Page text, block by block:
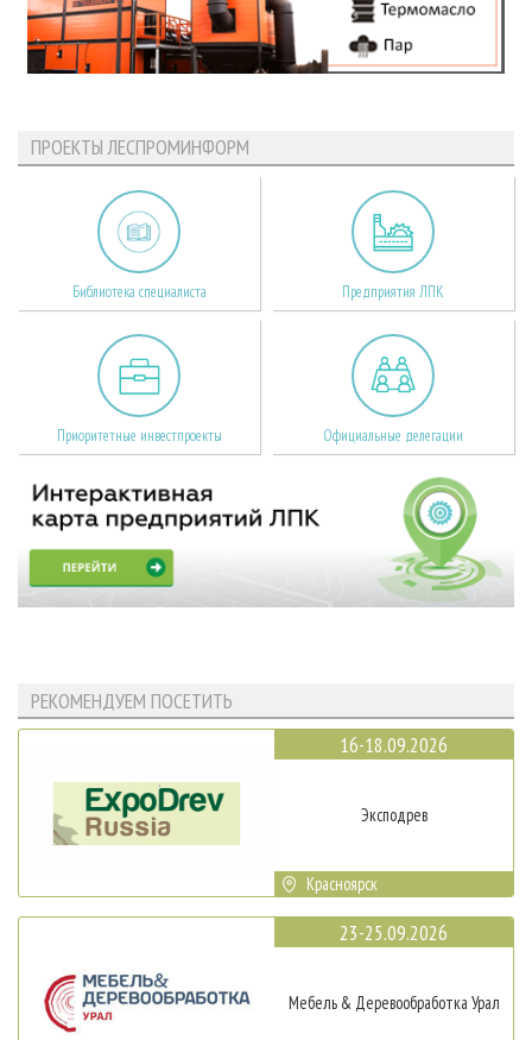
ПРОЕКТЫ ЛЕСПРОМИНФОРМ
Библиотека специалиста Предприятия ЛПК
Приоритетные инвестпроекты Официальные делегации
РЕКОМЕНДУЕМ ПОСЕТИТЬ
16-18.09.2026
Эксподрев
Красноярск
23-25.09.2026
Мебель & Деревообработка Урал